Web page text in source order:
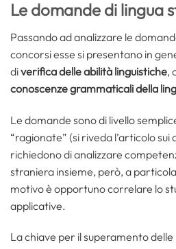
Le domande di lingua
Passando ad analizzare le
concorsi esse si presentano in
diverifica delle abilità linguistiche,
conoscenze grammaticali della
Le domande sono di livello
“ragionate” (si riveda l’articolo sui
richiedono di analizzare
straniera insieme, però, a
motivo è opportuno correlare lo
applicative.
La chiave per il superamento delle